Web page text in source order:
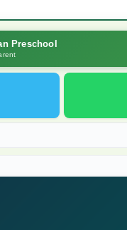
Preschool